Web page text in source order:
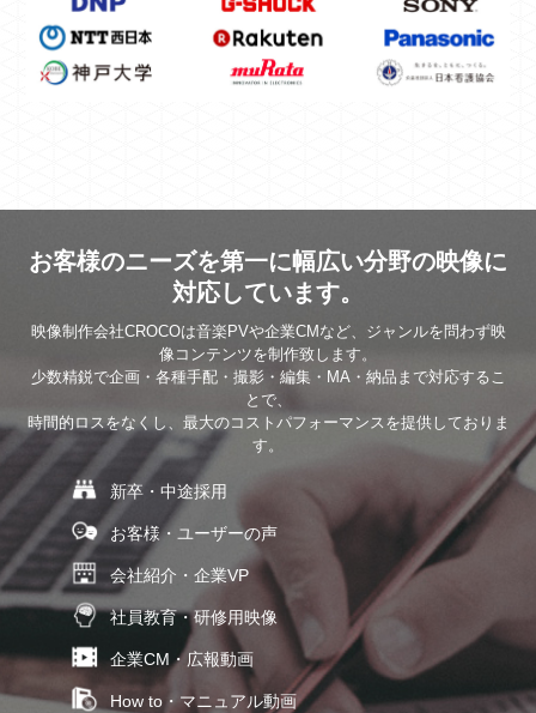
お客様のニーズを第一に幅広い分野の映像に
対応しています。
映像制作会社CROCOは音楽PVや企業CMなど、ジャンルを問わず映
像コンテンツを制作致します。
少数精鋭で企画・各種手配・撮影・編集・MA・納品まで対応するこ
とで、
時間的ロスをなくし、最大のコストパフォーマンスを提供しておりま
す。
新卒・中途採用
お客様・ユーザーの声
会社紹介・企業VP
社員教育・研修用映像
企業CM・広報動画
How to・マニュアル動画